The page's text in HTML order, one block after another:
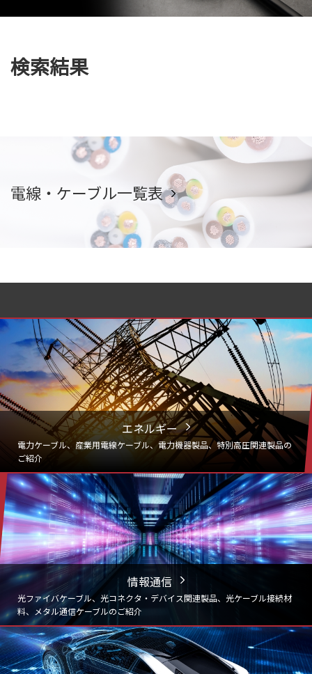
検索結果
電線・ケーブル一覧表
エネルギー
電力ケーブル、産業用電線ケーブル、電力機器製品、特別高圧関連製品の
ご紹介
情報通信
光ファイバケーブル、光コネクタ・デバイス関連製品、光ケーブル接続材
料、メタル通信ケーブルのご紹介